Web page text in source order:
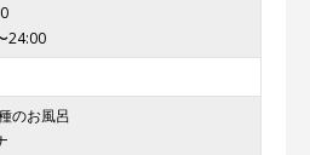
24:00
のお風呂